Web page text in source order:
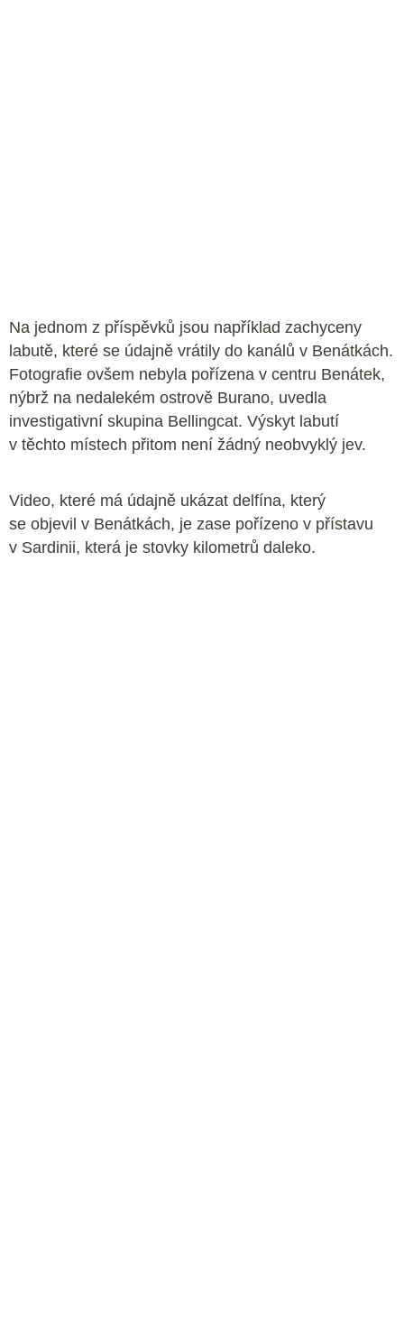
Na jednom z příspěvků jsou například zachyceny
labutě, které se údajně vrátily do kanálů v Benátkách.
Fotografie ovšem nebyla pořízena v centru Benátek,
nýbrž na nedalekém ostrově Burano, uvedla
investigativní skupina Bellingcat. Výskyt labutí
v těchto místech přitom není žádný neobvyklý jev.
Video, které má údajně ukázat delfína, který
se objevil v Benátkách, je zase pořízeno v přístavu
v Sardinii, která je stovky kilometrů daleko.